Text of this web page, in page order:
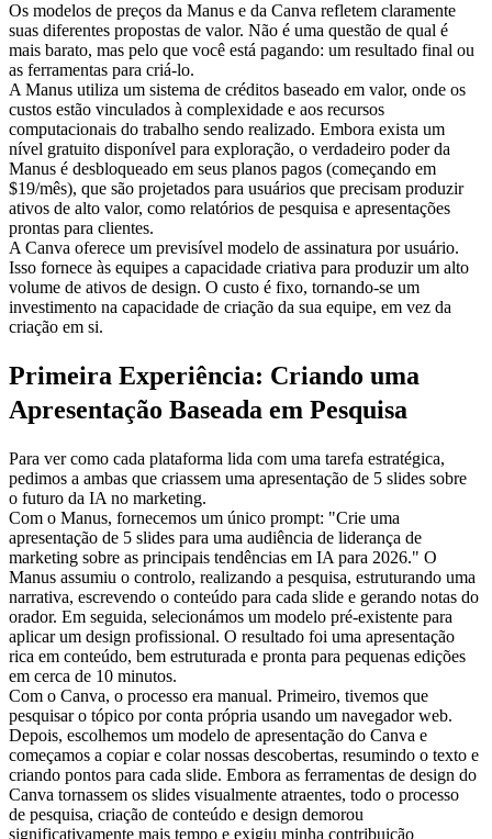
Os modelos de preços da Manus e da Canva refletem claramente
suas diferentes propostas de valor. Não é uma questão de qual é
mais barato, mas pelo que você está pagando: um resultado final ou
as ferramentas para criá-lo.
A Manus utiliza um sistema de créditos baseado em valor, onde os
custos estão vinculados à complexidade e aos recursos
computacionais do trabalho sendo realizado. Embora exista um
nível gratuito disponível para exploração, o verdadeiro poder da
Manus é desbloqueado em seus planos pagos (começando em
$19/mês), que são projetados para usuários que precisam produzir
ativos de alto valor, como relatórios de pesquisa e apresentações
prontas para clientes.
A Canva oferece um previsível modelo de assinatura por usuário.
Isso fornece às equipes a capacidade criativa para produzir um alto
volume de ativos de design. O custo é fixo, tornando-se um
investimento na capacidade de criação da sua equipe, em vez da
criação em si.
Primeira Experiência: Criando uma
Apresentação Baseada em Pesquisa
Para ver como cada plataforma lida com uma tarefa estratégica,
pedimos a ambas que criassem uma apresentação de 5 slides sobre
o futuro da IA no marketing.
Com o Manus, fornecemos um único prompt: "Crie uma
apresentação de 5 slides para uma audiência de liderança de
marketing sobre as principais tendências em IA para 2026." O
Manus assumiu o controlo, realizando a pesquisa, estruturando uma
narrativa, escrevendo o conteúdo para cada slide e gerando notas do
orador. Em seguida, selecionámos um modelo pré-existente para
aplicar um design profissional. O resultado foi uma apresentação
rica em conteúdo, bem estruturada e pronta para pequenas edições
em cerca de 10 minutos.
Com o Canva, o processo era manual. Primeiro, tivemos que
pesquisar o tópico por conta própria usando um navegador web.
Depois, escolhemos um modelo de apresentação do Canva e
começamos a copiar e colar nossas descobertas, resumindo o texto e
criando pontos para cada slide. Embora as ferramentas de design do
Canva tornassem os slides visualmente atraentes, todo o processo
de pesquisa, criação de conteúdo e design demorou
significativamente mais tempo e exigiu minha contribuição